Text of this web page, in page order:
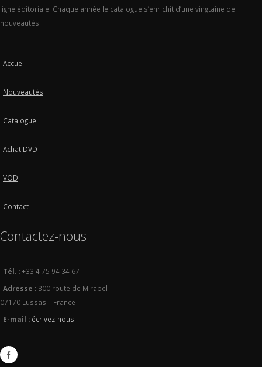
ligne éditoriale. Chaque année le catalogue s’enrichit d’une vingtaine de
nouveautés.
Accueil
Nouveautés
Catalogue
Achat DVD
VOD
Contact
Contactez-nous
Tél. :+33 4 75 94 34 67
Adresse : 300 route de Mirabel
07170 Lussas – France
E-mail : écrivez-nous